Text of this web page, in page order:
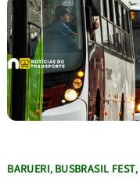
BARUERI, BUSBRASIL FEST,